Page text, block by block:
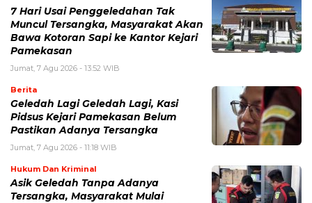
7 Hari Usai Penggeledahan Tak
Muncul Tersangka, Masyarakat Akan
Bawa Kotoran Sapi ke Kantor Kejari
Pamekasan
Jumat, 7 Agu 2026 - 13:52 WIB
Berita
Geledah Lagi Geledah Lagi, Kasi
Pidsus Kejari Pamekasan Belum
Pastikan Adanya Tersangka
Jumat, 7 Agu 2026 - 11:18 WIB
Hukum Dan Kriminal
Asik Geledah Tanpa Adanya
Tersangka, Masyarakat Mulai